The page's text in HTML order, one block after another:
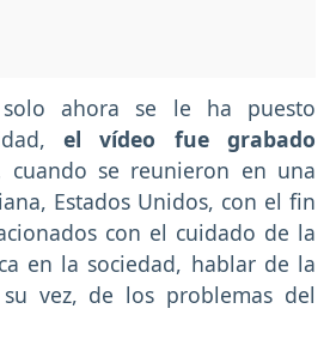
ahora se le ha puesto
el vídeo fue grabado
cuando se reunieron en una
Estados Unidos, con el fin
con el cuidado de la
en la sociedad, hablar de la
vez, de los problemas del